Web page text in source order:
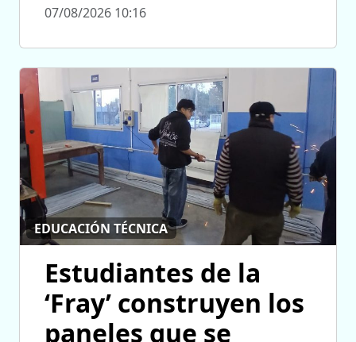
07/08/2026 10:16
EDUCACIÓN TÉCNICA
Estudiantes de la
‘Fray’ construyen los
paneles que se